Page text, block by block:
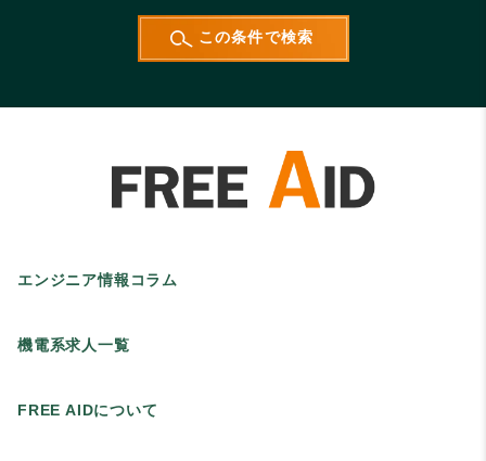
エンジニア情報コラム
機電系求人一覧
FREE AIDについて